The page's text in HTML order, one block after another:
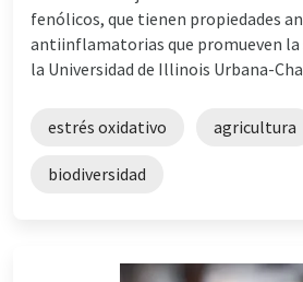
fenólicos, que tienen propiedades
antiinflamatorias que promueven la
la Universidad de Illinois Urbana-
estrés oxidativo agricultura
biodiversidad